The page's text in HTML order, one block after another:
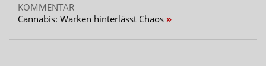
KOMMENTAR
Cannabis: Warken hinterlässt Chaos